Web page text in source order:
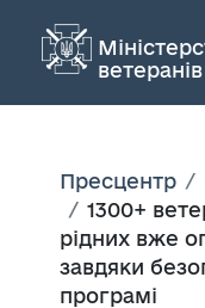
Пресцентр
1300+
рідних вже
завдяки
програмі